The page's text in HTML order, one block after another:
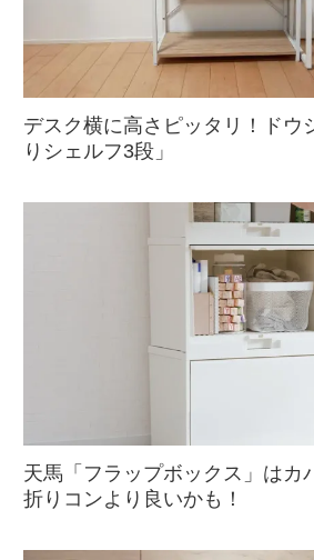
デスク横に高さピッタリ！ドウ
りシェルフ3段」
天馬「フラップボックス」はカ
折りコンより良いかも！